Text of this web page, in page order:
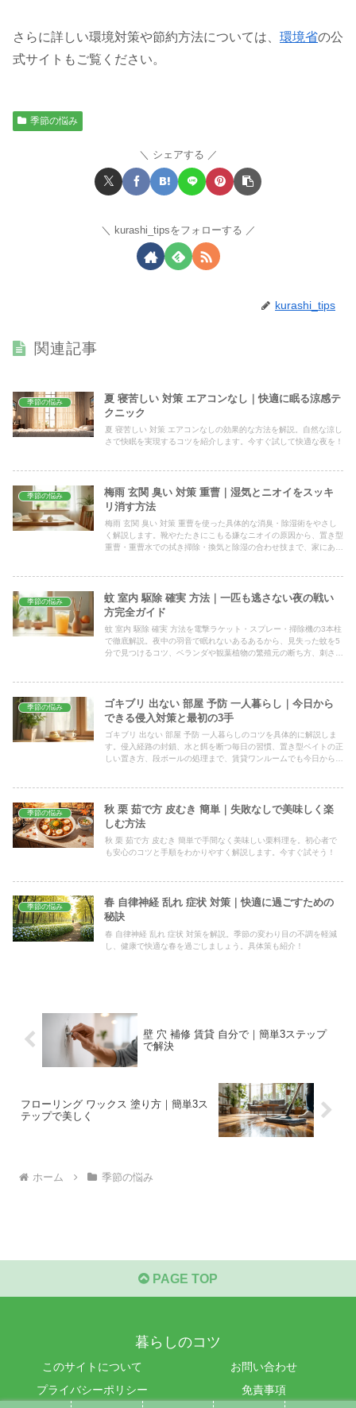
さらに詳しい環境対策や節約方法については、 環境省の公
式サイトもご覧ください。
季節の悩み
シェアする
kurashi_tipsをフォローする
kurashi_tips
関連記事
季節の悩み
夏 寝苦しい 対策 エアコンなし｜快適に眠る涼感テ
クニック
夏 寝苦しい 対策 エアコンなしの効果的な方法を解説。自然な涼し
さで快眠を実現するコツを紹介します。今すぐ試して快適な夜を！
季節の悩み
梅雨 玄関 臭い 対策 重曹｜湿気とニオイをスッキ
リ消す方法
梅雨 玄関 臭い 対策 重曹を使った具体的な消臭・除湿術をやさし
く解説します。靴やたたきにこもる嫌なニオイの原因から、置き型
重曹・重曹水での拭き掃除・換気と除湿の合わせ技まで、家にある
季節の悩み
蚊 室内 駆除 確実 方法｜一匹も逃さない夜の戦い
方完全ガイド
蚊 室内 駆除 確実 方法を電撃ラケット・スプレー・掃除機の3本柱
で徹底解説。夜中の羽音で眠れないあるあるから、見失った蚊を5
分で見つけるコツ、ベランダや観葉植物の繁殖元の断ち方、刺され
季節の悩み
ゴキブリ 出ない 部屋 予防 一人暮らし｜今日から
できる侵入対策と最初の3手
ゴキブリ 出ない 部屋 予防 一人暮らしのコツを具体的に解説しま
す。侵入経路の封鎖、水と餌を断つ毎日の習慣、置き型ベイトの正
しい置き方、段ボールの処理まで、賃貸ワンルームでも今日からす
季節の悩み
秋 栗 茹で方 皮むき 簡単｜失敗なしで美味しく楽
しむ方法
秋 栗 茹で方 皮むき 簡単で手間なく美味しい栗料理を。初心者で
も安心のコツと手順をわかりやすく解説します。今すぐ試そう！
季節の悩み
春 自律神経 乱れ 症状 対策｜快適に過ごすための
秘訣
春 自律神経 乱れ 症状 対策を解説。季節の変わり目の不調を軽減
し、健康で快適な春を過ごしましょう。具体策も紹介！
壁 穴 補修 賃貸 自分で｜簡単3ステップ
で解決
フローリング ワックス 塗り方｜簡単3ス
テップで美しく
ホーム 季節の悩み
PAGE TOP
暮らしのコツ
このサイトについて
お問い合わせ
プライバシーポリシー
免責事項